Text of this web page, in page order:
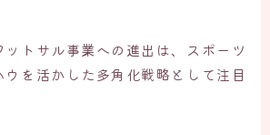
トサル事業への進出は、スポーツ
を活かした多角化戦略として注目